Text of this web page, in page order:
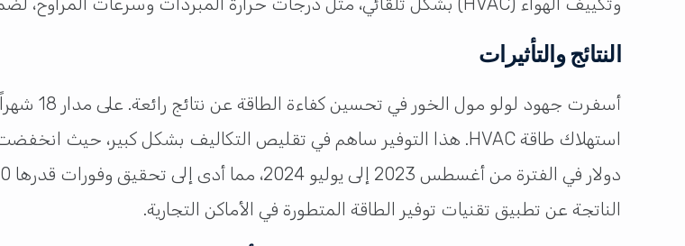
النتائج والتأثيرات
الناتجة عن تطبيق تقنيات توفير الطاقة المتطورة في الأماكن التجارية.